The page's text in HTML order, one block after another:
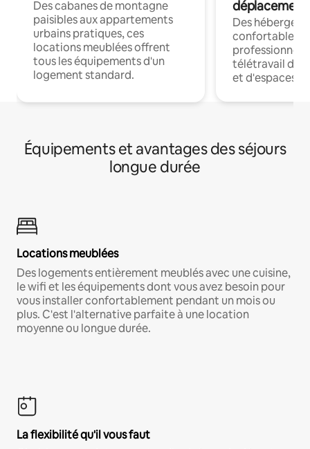
Des cabanes de montagne
paisibles aux appartements
urbains pratiques, ces
locations meublées offrent
tous les équipements d'un
logement standard.
déplacement
Des
confortables
professionnels
télétravail
et d'espaces
Équipements et avantages des séjours
longue durée
Locations meublées
Des logements entièrement meublés avec une cuisine,
le wifi et les équipements dont vous avez besoin pour
vous installer confortablement pendant un mois ou
plus. C'est l'alternative parfaite à une location
moyenne ou longue durée.
La flexibilité qu'il vous faut